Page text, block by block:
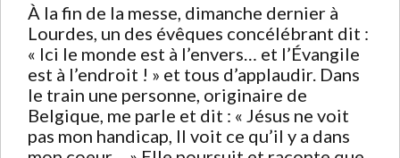
À la fin de la messe, dimanche dernier à
Lourdes, un des évêques concélébrant dit :
« Ici le monde est à l’envers… et l’Évangile
est à l’endroit ! » et tous d’applaudir. Dans
le train une personne, originaire de
Belgique, me parle et dit : « Jésus ne voit
pas mon handicap, Il voit ce qu’il y a dans